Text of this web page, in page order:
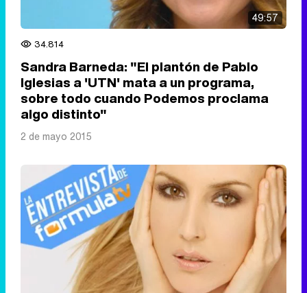
49:57
34.814
Sandra Barneda: "El plantón de Pablo
Iglesias a 'UTN' mata a un programa,
sobre todo cuando Podemos proclama
algo distinto"
2 de mayo 2015